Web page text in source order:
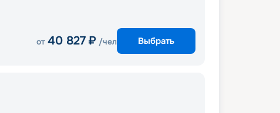
от 40 827 ₽ /чел Выбрать